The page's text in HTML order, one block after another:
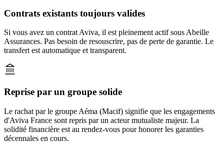
Contrats existants toujours valides
Si vous avez un contrat Aviva, il est pleinement actif sous Abeille
Assurances. Pas besoin de resouscrire, pas de perte de garantie. Le
transfert est automatique et transparent.
Reprise par un groupe solide
Le rachat par le groupe Aéma (Macif) signifie que les engagements
d'Aviva France sont repris par un acteur mutualiste majeur. La
solidité financière est au rendez-vous pour honorer les garanties
décennales en cours.